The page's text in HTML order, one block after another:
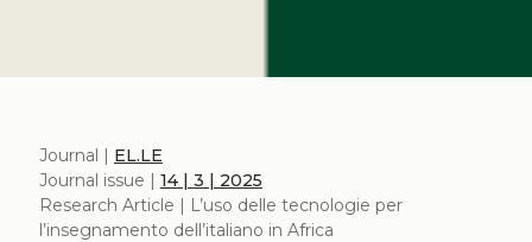
Journal | EL.LE
Journal issue | 14 | 3 | 2025
Research Article | L’uso delle tecnologie per
l’insegnamento dell’italiano in Africa